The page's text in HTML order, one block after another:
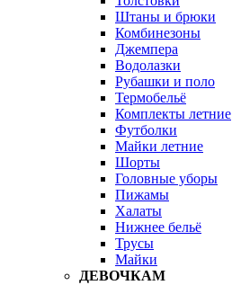
Штаны и брюки
Комбинезоны
Джемпера
Водолазки
Рубашки и поло
Термобельё
Комплекты летние
Футболки
Майки летние
Шорты
Головные уборы
Пижамы
Халаты
Нижнее бельё
Трусы
Майки
ДЕВОЧКАМ